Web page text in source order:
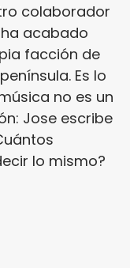
colaborador
ha acabado
facción de
Es lo
no es un
Jose escribe
lo mismo?